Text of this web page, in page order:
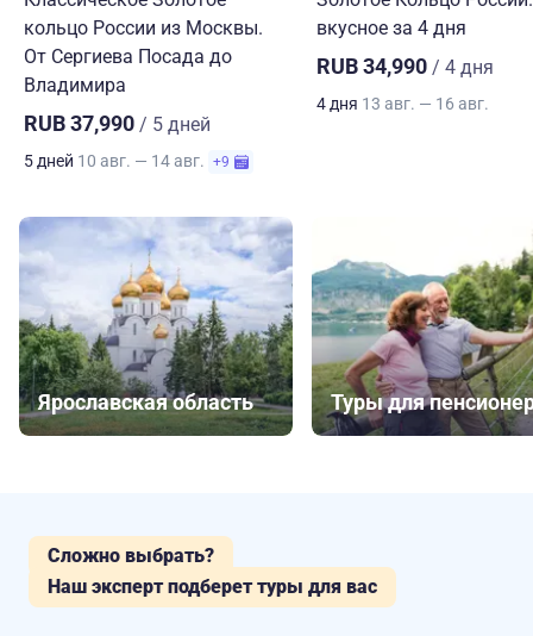
кольцо России из Москвы.
От Сергиева Посада до
Владимира
RUB 37,990 / 5 дней
5 дней 10 авг. — 14 авг. +9
вкусное за 4 дня
RUB 34,990 / 4 дня
4 дня 13 авг. — 16 авг.
Ярославская область Туры для
Сложно выбрать?
Наш эксперт подберет туры для вас